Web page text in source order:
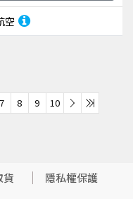
空
7 8 9 10
貨
隱私權保護